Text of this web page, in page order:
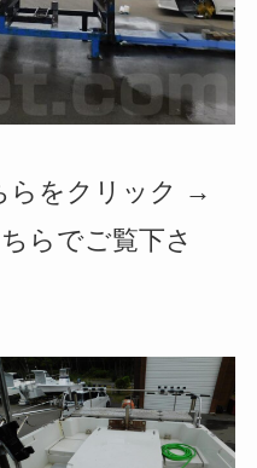
をクリック →
らでご覧下さ